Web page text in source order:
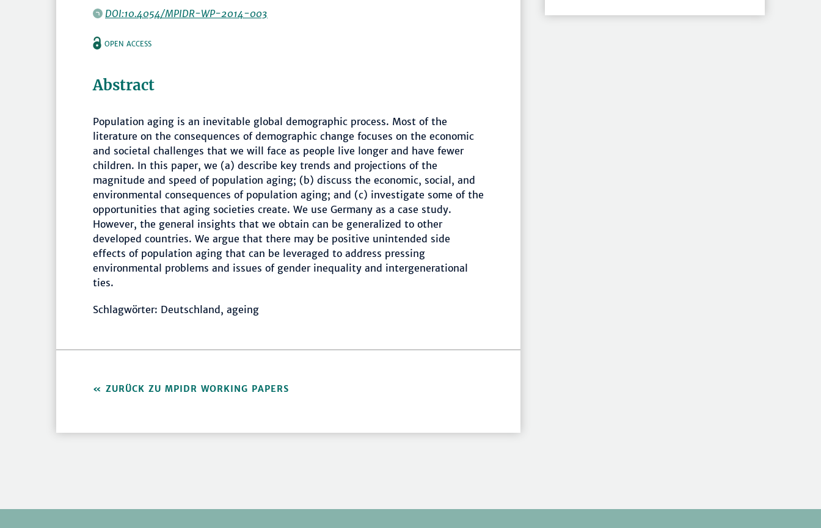
DOI:10.4054/MPIDR-WP-2014-003
OPEN ACCESS
Abstract
Population aging is an inevitable global demographic process. Most of the
literature on the consequences of demographic change focuses on the economic
and societal challenges that we will face as people live longer and have fewer
children. In this paper, we (a) describe key trends and projections of the
magnitude and speed of population aging; (b) discuss the economic, social, and
environmental consequences of population aging; and (c) investigate some of the
opportunities that aging societies create. We use Germany as a case study.
However, the general insights that we obtain can be generalized to other
developed countries. We argue that there may be positive unintended side
effects of population aging that can be leveraged to address pressing
environmental problems and issues of gender inequality and intergenerational
ties.
Schlagwörter: Deutschland, ageing
ZURÜCK ZU MPIDR WORKING PAPERS